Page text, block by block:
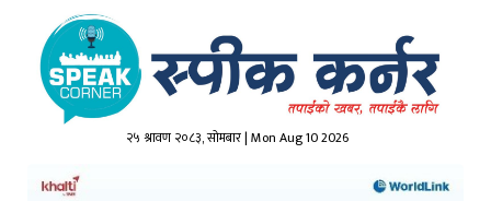
२५ श्रावण २०८३, सोमबार | Mon Aug 10 2026